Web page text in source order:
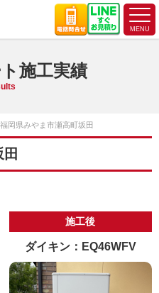
施工実績
福岡県みやま市瀬高町坂田
施工後
ダイキン：EQ46WFV